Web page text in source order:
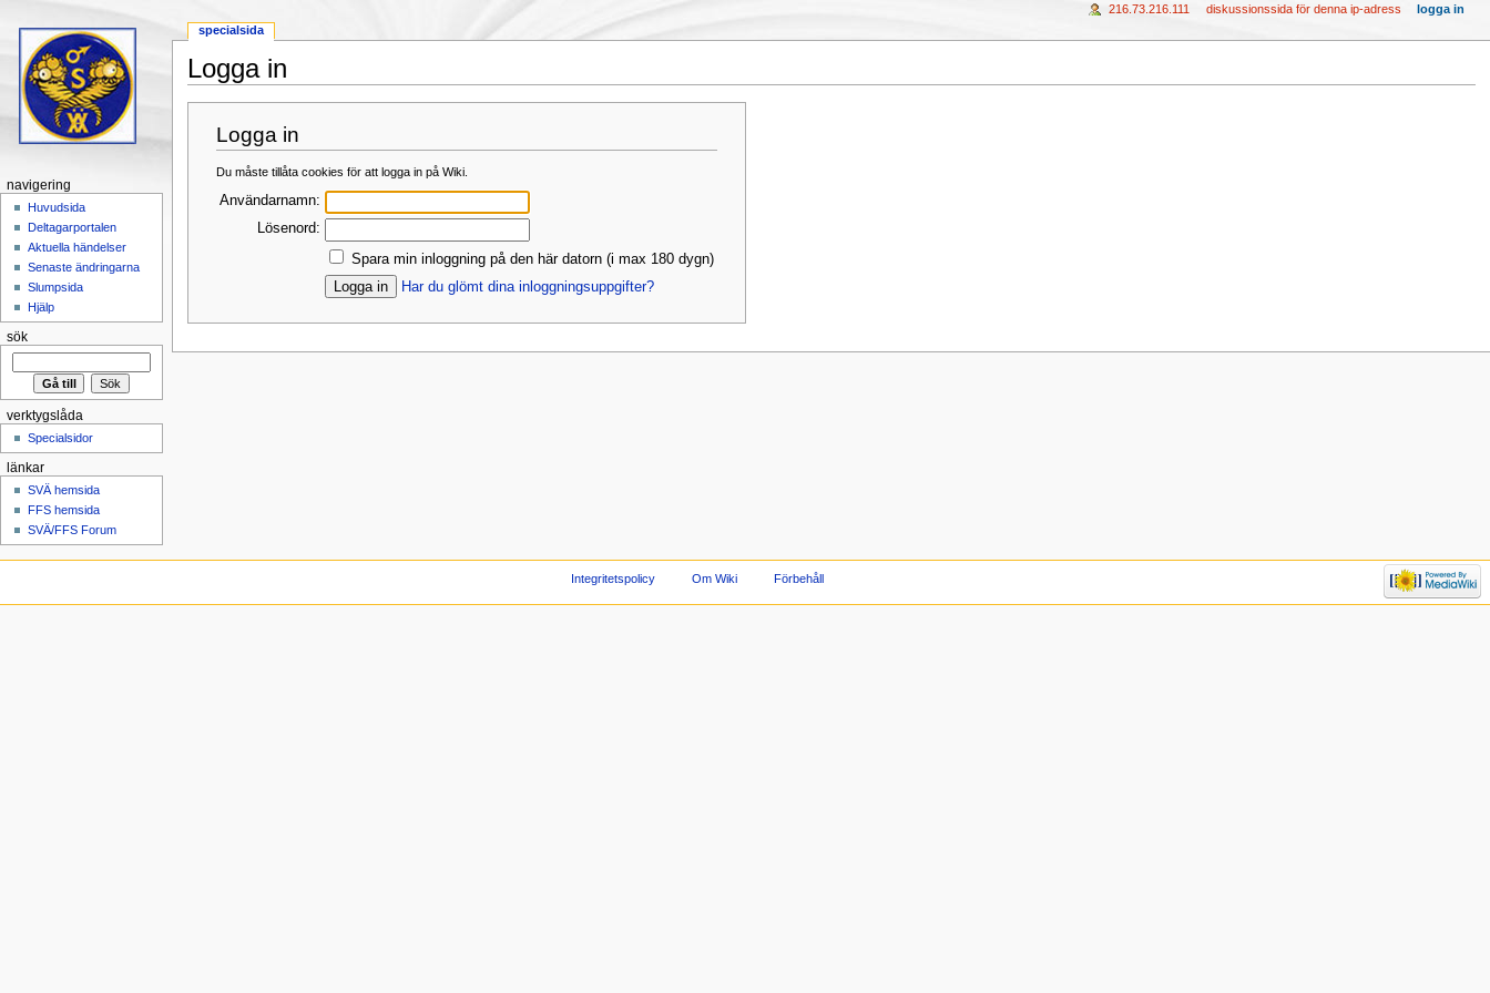
Logga in
Logga in
Du måste tillåta cookies för att logga in på Wiki.
Användarnamn:
Lösenord:
Spara min inloggning på den här datorn (i max 180 dygn)
Har du glömt dina inloggningsuppgifter?
specialsida
216.73.216.111 diskussionssida för denna ip-adress logga in
navigering
Huvudsida
Deltagarportalen
Aktuella händelser
Senaste ändringarna
Slumpsida
Hjälp
sök
verktygslåda
Specialsidor
länkar
SVÄ hemsida
FFS hemsida
SVÄ/FFS Forum
Integritetspolicy Om Wiki Förbehåll